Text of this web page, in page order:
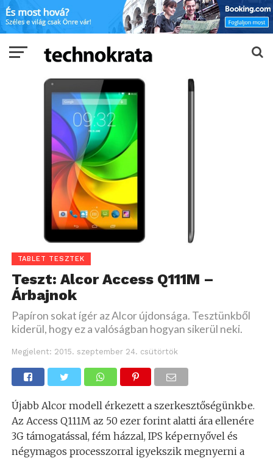
TABLET TESZTEK
Teszt: Alcor Access Q111M –
Árbajnok
Papíron sokat ígér az Alcor újdonsága. Tesztünkből
kiderül, hogy ez a valóságban hogyan sikerül neki.
Megjelent: 2015. szeptember 24. csütörtök
Újabb Alcor modell érkezett a szerkesztőségünkbe.
Az Access Q111M az 50 ezer forint alatti ára ellenére
3G támogatással, fém házzal, IPS képernyővel és
négymagos processzorral igyekszik megnyerni a